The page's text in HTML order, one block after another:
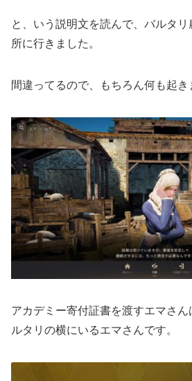
と、いう説明文を読んで、バルタ
所に行きました。
間違ってるので、もちろん何も起き
アカデミー寄付証書を渡すエマさ
ルタリの横にいるエマさんです。